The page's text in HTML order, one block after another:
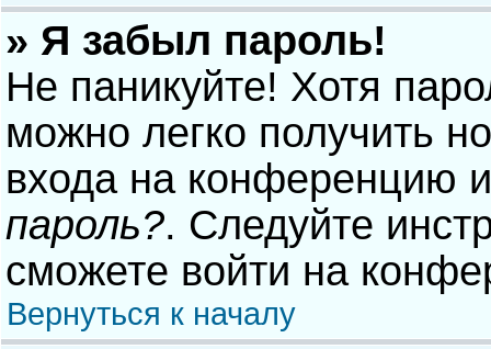
» Я забыл пароль!
Не паникуйте! Хотя
можно легко получить
входа на конференцию
пароль?. Следуйте
сможете войти на
Вернуться к началу